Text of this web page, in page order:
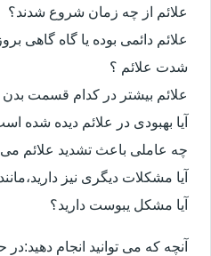
علائم از چه زمان شروع شدند؟
علائم دائمی بوده یا گاه گاهی
شدت علائم ؟
علائم بیشتر در کدام قسمت
آیا بهبودی در علائم دیده شده
چه عاملی باعث تشدید علائم
آیا مشکلات دیگری نیز
آیا مشکل یبوست دارید؟
آنچه که می توانید انجام